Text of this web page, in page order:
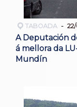
TABOADA
A Deputación
á mellora da
Mundín